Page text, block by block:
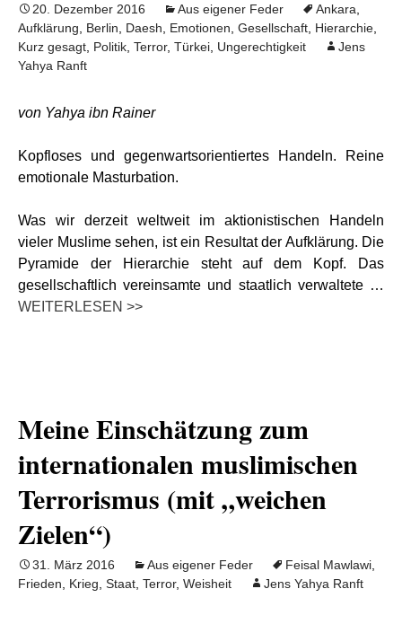
20. Dezember 2016 Aus eigener Feder Ankara
Aufklärung
Berlin Daesh Emotionen Gesellschaft Hierarchie
Kurz gesagt Politik Terror, Türkei Ungerechtigkeit
Jens
Yahya Ranft
von Yahya ibn Rainer
Kopfloses und gegenwartsorientiertes Handeln. Reine
emotionale Masturbation.
Was wir derzeit weltweit im aktionistischen Handeln
vieler Muslime sehen, ist ein Resultat der Aufklärung. Die
Pyramide der Hierarchie steht auf dem Kopf. Das
gesellschaftlich vereinsamte und staatlich verwaltete …
WEITERLESEN >>
Meine Einschätzung zum
internationalen muslimischen
Terrorismus (mit „weichen
Zielen“)
31. März 2016 Aus eigener Feder Feisal Mawlawi
Frieden
Krieg Staat Terror, Weisheit Jens Yahya Ranft